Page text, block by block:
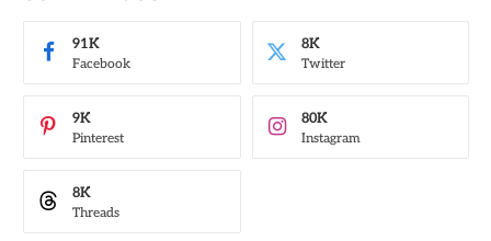
Facebook
91K
Twitter
8K
Pinterest
9K
Instagram
80K
Threads
8K